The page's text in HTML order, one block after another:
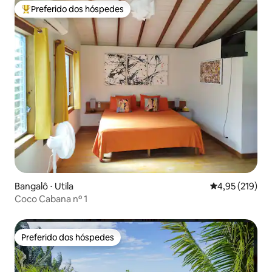
Entre os melhores preferidos dos hóspedes
Preferido dos hóspedes
Bangalô ⋅ Utila 4,95 de uma
4,95 (219)
Coco Cabana nº 1
Preferido dos hóspedes
Preferido dos hóspedes